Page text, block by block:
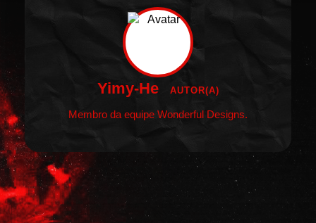
Yimy-He AUTOR(A)
Membro da equipe Wonderful Designs.